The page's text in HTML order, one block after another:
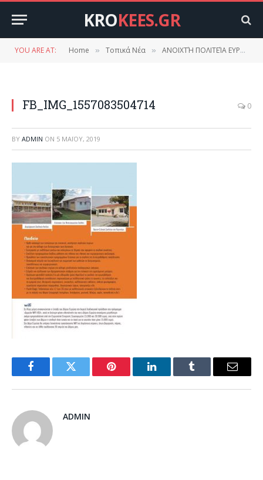
KROKEES.GR
YOU ARE AT: Home » Τοπικά Νέα » ΑΝΟΙΧΤΉ ΠΟΛΙΤΕΊΑ ΕΥΡΏΤΑ.
FB_IMG_1557083504714 0
BY ADMIN ON 5 ΜΑΪ́ΟΥ, 2019
FacebookTwitter Pinterest LinkedInTumblr Email
ADMIN